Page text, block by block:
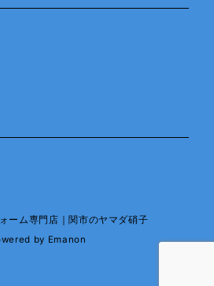
ーム専門店｜関市のヤマダ硝子
by Emanon